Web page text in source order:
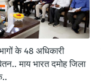
के 48 अधिकारी
माय भारत दमोह जिला